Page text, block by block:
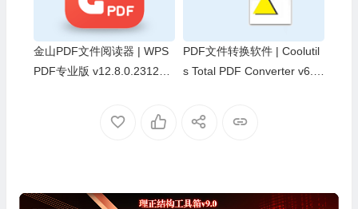
金山PDF文件阅读器 | WPS
PDF专业版 v12.8.0.23123
PDF文件转换软件 | Coolutil
s Total PDF Converter v6.5.